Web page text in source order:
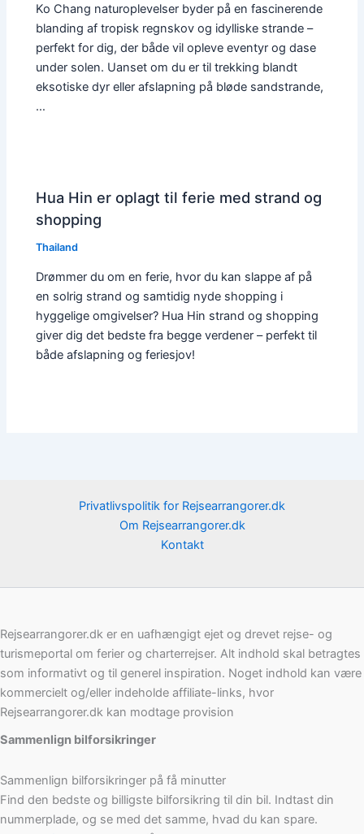
Ko Chang naturoplevelser byder på en fascinerende
blanding af tropisk regnskov og idylliske strande –
perfekt for dig, der både vil opleve eventyr og dase
under solen. Uanset om du er til trekking blandt
eksotiske dyr eller afslapning på bløde sandstrande,
…
Hua Hin er oplagt til ferie med strand og
shopping
Thailand
Drømmer du om en ferie, hvor du kan slappe af på
en solrig strand og samtidig nyde shopping i
hyggelige omgivelser? Hua Hin strand og shopping
giver dig det bedste fra begge verdener – perfekt til
både afslapning og feriesjov!
Privatlivspolitik for Rejsearrangorer.dk
Om Rejsearrangorer.dk
Kontakt
Rejsearrangorer.dk er en uafhængigt ejet og drevet rejse- og
turismeportal om ferier og charterrejser. Alt indhold skal betragtes
som informativt og til generel inspiration. Noget indhold kan være
kommercielt og/eller indeholde affiliate-links, hvor
Rejsearrangorer.dk kan modtage provision
Sammenlign bilforsikringer
Sammenlign bilforsikringer på få minutter
Find den bedste og billigste bilforsikring til din bil. Indtast din
nummerplade, og se med det samme, hvad du kan spare.